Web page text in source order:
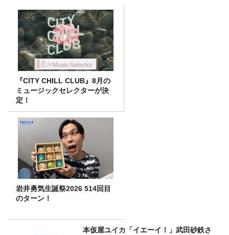
『CITY CHILL CLUB』8月の
ミュージックセレクターが決
定！
岩井勇気生誕祭2026 514回目
のターン！
本仮屋ユイカ「イエーイ！」武田砂鉄さ